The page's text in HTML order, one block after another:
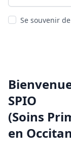
Se souvenir
SPIO
(Soins
en